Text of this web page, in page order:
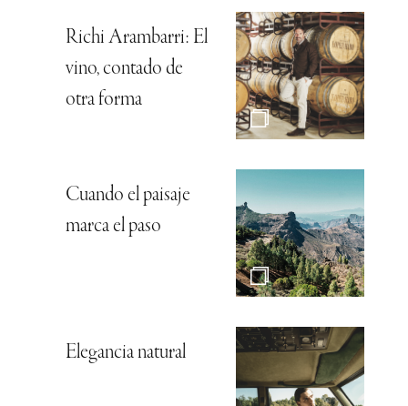
Richi Arambarri: El
vino, contado de
otra forma
Cuando el paisaje
marca el paso
Elegancia natural